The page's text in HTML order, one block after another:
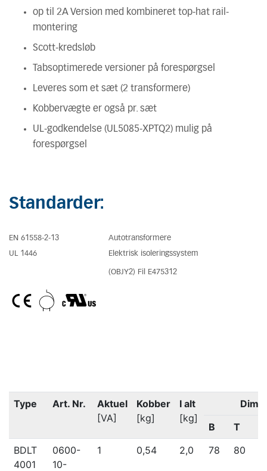
op til 2A Version med kombineret top-hat rail-
montering
Scott-kredsløb
Tabsoptimerede versioner på forespørgsel
Leveres som et sæt (2 transformere)
Kobbervægte er også pr. sæt
UL-godkendelse (UL5085-XPTQ2) mulig på
forespørgsel
Standarder:
EN 61558-2-13
Autotransformere
UL 1446
Elektrisk isoleringssystem
(OBJY2) Fil E475312
Type Art. Nr.
Aktuel
[VA]
Kobber
[kg]
I alt
[kg]
B
T
BDLT
4001
0600-
10-
1 0,54 2,0 78 80